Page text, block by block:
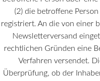
(2) die betroffene
registriert. An die von einer
Newsletterversand
rechtlichen Gründen eine
Verfahren versendet.
Überprüfung, ob der